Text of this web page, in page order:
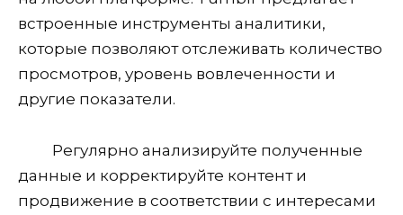
встроенные инструменты аналитики,
которые позволяют отслеживать количество
просмотров, уровень вовлеченности и
другие показатели.
Регулярно анализируйте полученные
данные и корректируйте контент и
продвижение в соответствии с интересами